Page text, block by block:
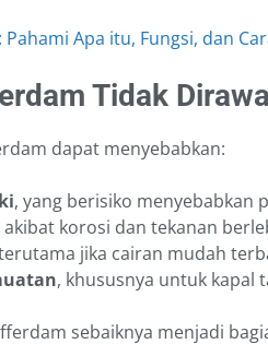
Pahami Apa itu, Fungsi, dan
Tidak
dapat menyebabkan:
, yang berisiko menyebabkan
akibat korosi dan tekanan
jika cairan mudah
, khususnya untuk kapal
sebaiknya menjadi